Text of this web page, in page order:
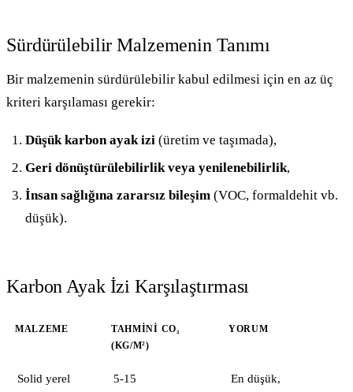
Sürdürülebilir Malzemenin Tanımı
Bir malzemenin sürdürülebilir kabul edilmesi için en az üç
kriteri karşılaması gerekir:
Düşük karbon ayak izi (üretim ve taşımada),
Geri dönüştürülebilirlik veya yenilenebilirlik,
İnsan sağlığına zararsız bileşim(VOC, formaldehit vb.
düşük).
Karbon Ayak İzi Karşılaştırması
MALZEME
TAHMINI CO₂
(KG/M²)
YORUM
Solid yerel
5-15
En düşük,